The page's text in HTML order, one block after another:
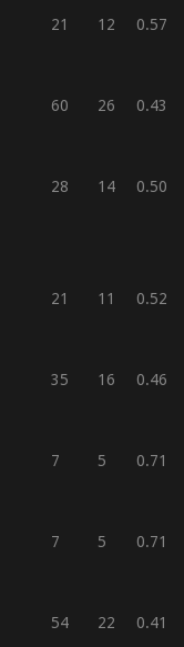
21 12 0.57
60 26 0.43
28 14 0.50
21 11 0.52
35 16 0.46
7 5 0.71
7 5 0.71
54 22 0.41